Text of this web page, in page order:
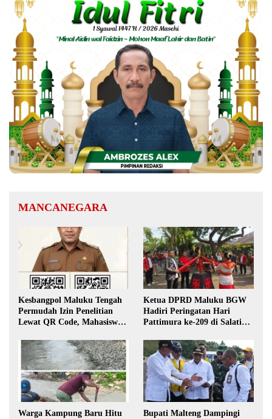
MANCANEGARA
Kesbangpol Maluku Tengah
Permudah Izin Penelitian
Lewat QR Code, Mahasiswa
Ketua DPRD Maluku BGW
Hadiri Peringatan Hari
Pattimura ke-209 di Salatiga,
Orang Basudara
Warga Kampung Baru Hitu
Bupati Malteng Dampingi